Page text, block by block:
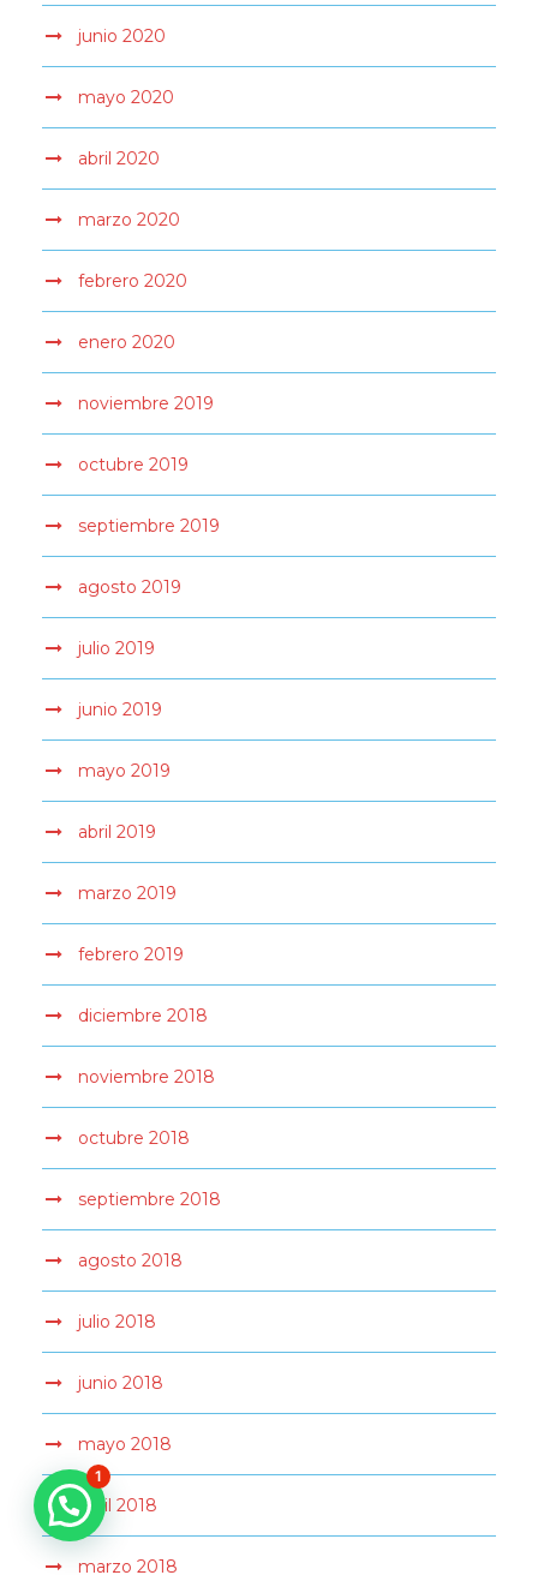
junio 2020
mayo 2020
abril 2020
marzo 2020
febrero 2020
enero 2020
noviembre 2019
octubre 2019
septiembre 2019
agosto 2019
julio 2019
junio 2019
mayo 2019
abril 2019
marzo 2019
febrero 2019
diciembre 2018
noviembre 2018
octubre 2018
septiembre 2018
agosto 2018
julio 2018
junio 2018
mayo 2018
abril 2018
marzo 2018
1